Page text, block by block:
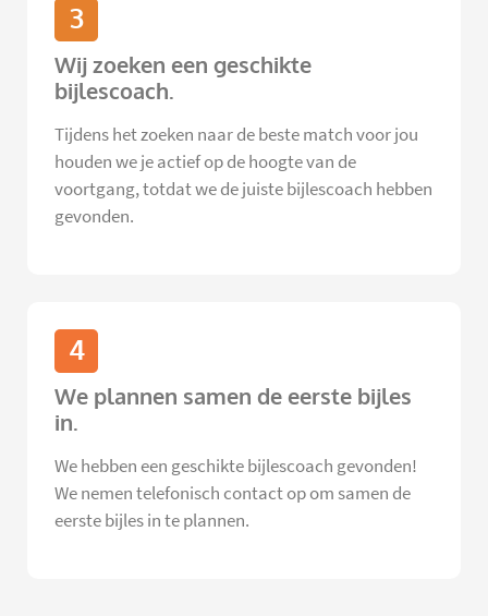
3
Wij zoeken een geschikte
bijlescoach.
Tijdens het zoeken naar de beste match voor jou
houden we je actief op de hoogte van de
voortgang, totdat we de juiste bijlescoach hebben
gevonden.
4
We plannen samen de eerste bijles
in.
We hebben een geschikte bijlescoach gevonden!
We nemen telefonisch contact op om samen de
eerste bijles in te plannen.